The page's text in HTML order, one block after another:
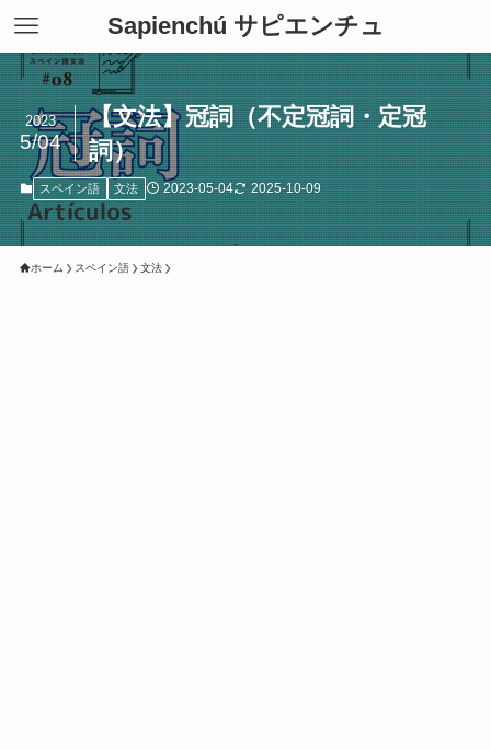
Sapienchú サピエンチュ
【文法】冠詞（不定冠詞・定冠
詞）
2023
5/04
スペイン語 文法 2023-05-04 2025-10-09
ホーム スペイン語 文法